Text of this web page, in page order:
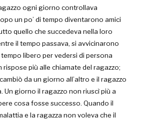
ogni giorno controllava
un po’ di tempo diventarono amici
quello che succedeva nella loro
il tempo passava, si avvicinarono
libero per vedersi di persona
più alle chiamate del ragazzo;
da un giorno all’altro e il ragazzo
giorno il ragazzo non riuscì più a
cosa fosse successo. Quando il
e la ragazza non voleva che il